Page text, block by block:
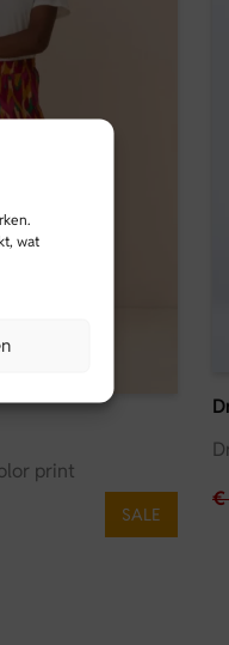
wat
te wassen volgens
SALE
print
€